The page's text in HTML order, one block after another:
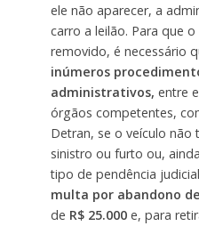
ele não aparecer, a
carro a leilão. Para que
removido, é necessário
inúmeros
administrativos, entre
órgãos competentes,
Detran, se o veículo não
sinistro ou furto ou,
tipo de pendência
multa por abandono
de R$ 25.000e, para